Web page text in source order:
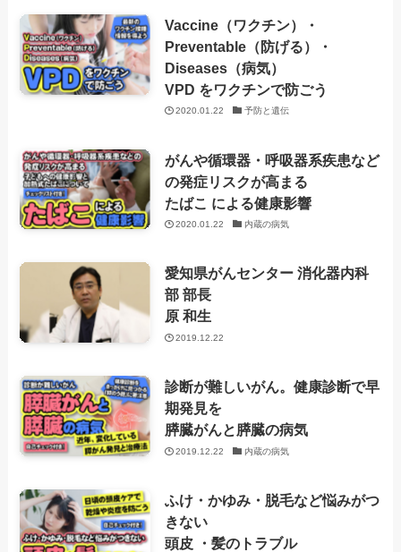
Vaccine（ワクチン）・
Preventable（防げる）・
Diseases（病気）
VPD をワクチンで防ごう
2020.01.22 予防と遺伝
がんや循環器・呼吸器系疾患など
の発症リスクが高まる
たばこ による健康影響
2020.01.22 内蔵の病気
愛知県がんセンター 消化器内科
部 部長
原 和生
2019.12.22
診断が難しいがん。健康診断で早
期発見を
膵臓がんと膵臓の病気
2019.12.22 内蔵の病気
ふけ・かゆみ・脱毛など悩みがつ
きない
頭皮 ・髪のトラブル